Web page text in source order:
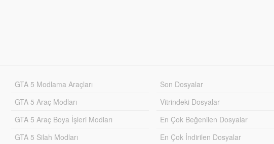
GTA 5 Modlama Araçları
GTA 5 Araç Modları
GTA 5 Araç Boya İşleri Modları
GTA 5 Silah Modları
Son Dosyalar
Vitrindeki Dosyalar
En Çok Beğenilen Dosyalar
En Çok İndirilen Dosyalar